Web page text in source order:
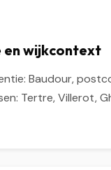
en wijkcontext
Baudour,
Tertre, Villerot,